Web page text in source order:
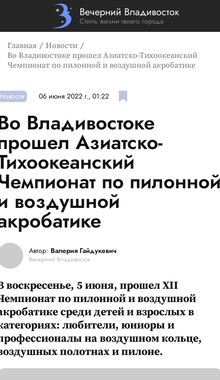
Вечерний Владивосток
Стиль жизни твоего города
Главная
Новости
Во Владивостоке прошел Азиатско-Тихоокеанский
Чемпионат по пилонной и воздушной акробатике
Новости 06 июня 2022 г., 01:22
Владивостоке
Азиатско-
по
воздушной
Автор: Валерия Гайдукевич
Вечерний Владивосток
воскресенье, 5 июня, прошел XII
по пилонной и воздушной
среди детей и взрослых в
любители, юниоры и
на воздушном кольце,
полотнах и пилоне.